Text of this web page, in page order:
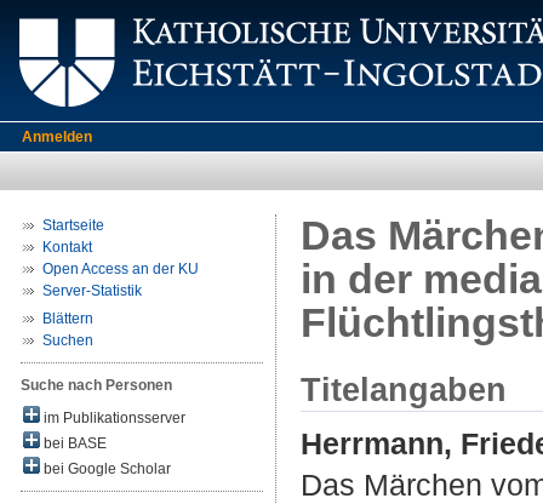
Anmelden
Startseite
Kontakt
Open Access an der KU
Server-Statistik
Blättern
Suchen
Suche nach Personen
im Publikationsserver
bei BASE
bei Google Scholar
Das
in der
Titelangaben
Herrmann,
Das Märchen